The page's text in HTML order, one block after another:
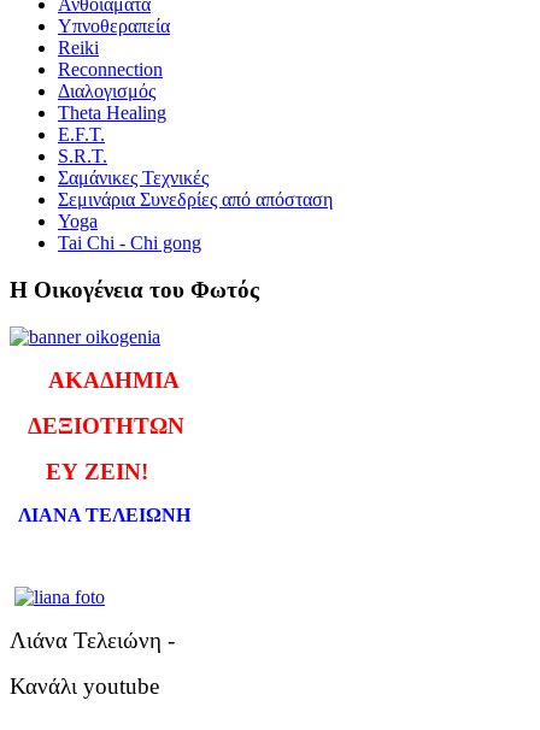
Ανθοϊάματα
Υπνοθεραπεία
Reiki
Reconnection
Διαλογισμός
Theta Healing
E.F.T.
S.R.T.
Σαμάνικες Τεχνικές
Σεμινάρια Συνεδρίες από απόσταση
Yoga
Tai Chi - Chi gong
Η Οικογένεια του Φωτός
ΑΚΑΔΗΜΙΑ
ΔΕΞΙΟΤΗΤΩΝ
ΕΥ ΖΕΙΝ!
ΛΙΑΝΑ ΤΕΛΕΙΩΝΗ
Λιάνα Τελειώνη -
Κανάλι youtube